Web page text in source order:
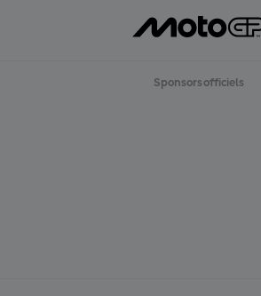
Sponsors officiels